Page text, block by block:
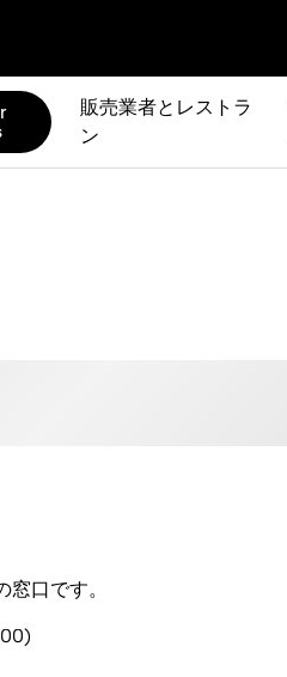
販売業者とレストラ
ン
口です。